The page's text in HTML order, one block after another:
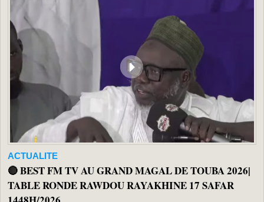
ACTUALITE
🔴 BEST FM TV AU GRAND MAGAL DE TOUBA 2026|
TABLE RONDE RAWDOU RAYAKHINE 17 SAFAR